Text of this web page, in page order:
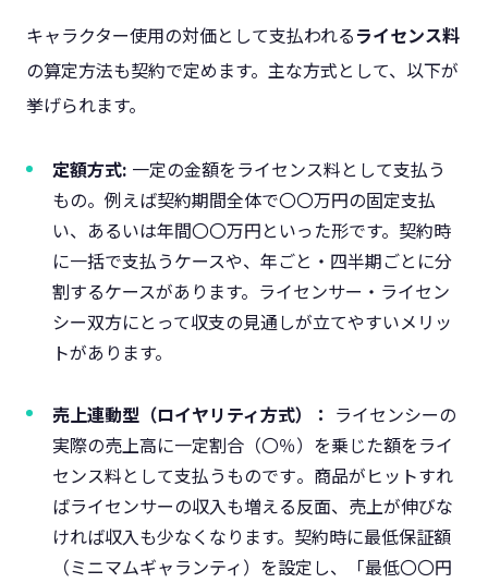
キャラクター使用の対価として支払われるライセンス料
の算定方法も契約で定めます。主な方式として、以下が
挙げられます。
定額方式: 一定の金額をライセンス料として支払う
もの。例えば契約期間全体で〇〇万円の固定支払
い、あるいは年間〇〇万円といった形です。契約時
に一括で支払うケースや、年ごと・四半期ごとに分
割するケースがあります。ライセンサー・ライセン
シー双方にとって収支の見通しが立てやすいメリッ
トがあります。
売上連動型（ロイヤリティ方式）： ライセンシーの
実際の売上高に一定割合（〇％）を乗じた額をライ
センス料として支払うものです​。商品がヒットすれ
ばライセンサーの収入も増える反面、売上が伸びな
ければ収入も少なくなります。契約時に最低保証額
（ミニマムギャランティ）を設定し、「最低〇〇円